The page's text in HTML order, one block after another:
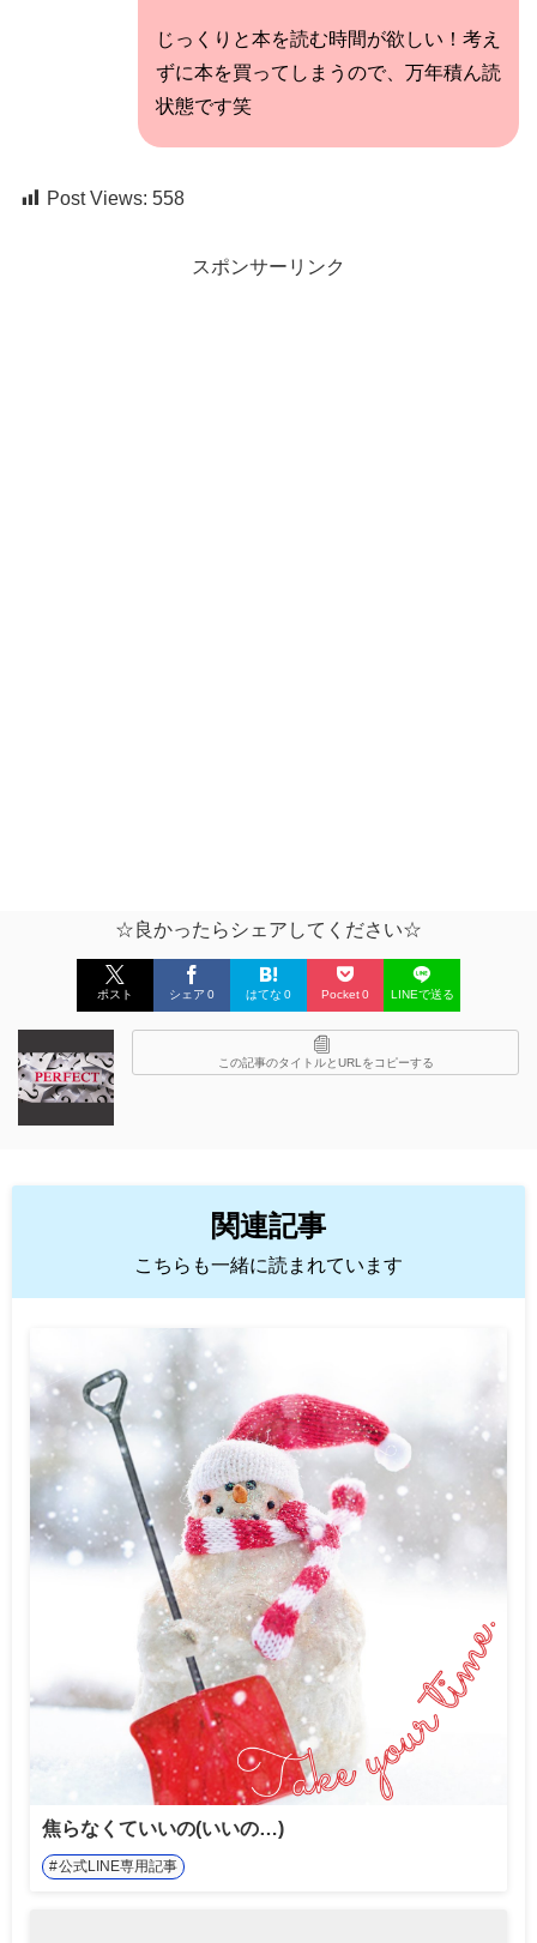
じっくりと本を読む時間が欲しい！考え
ずに本を買ってしまうので、万年積ん読
状態です笑
Post Views: 558
スポンサーリンク
☆良かったらシェアしてください☆
ポスト シェア 0 はてな 0 Pocket0 LINEで送る
この記事のタイトルとURLをコピーする
関連記事
こちらも一緒に読まれています
焦らなくていいの(いいの…)
公式LINE専用記事